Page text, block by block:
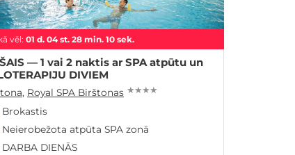
vēl: 01 d. 04st. 28 min. 09 sek.
— 1 vai 2 naktis ar SPA atpūtu un
DIVIEM
, Royal SPA Birštonas ★ ★ ★ ★
Brokastis
Neierobežota atpūta SPA zonā
DARBA DIENĀS